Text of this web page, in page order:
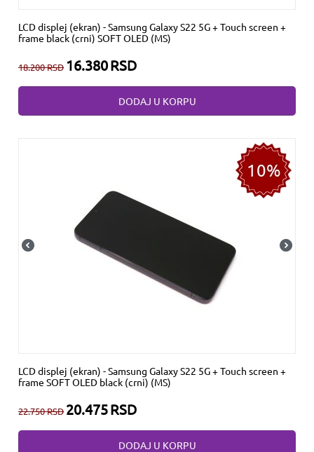
LCD displej (ekran) - Samsung Galaxy S22 5G + Touch screen +
frame black (crni) SOFT OLED (MS)
18.200RSD 16.380RSD
DODAJ U KORPU
10%
LCD displej (ekran) - Samsung Galaxy S22 5G + Touch screen +
frame SOFT OLED black (crni) (MS)
22.750RSD 20.475RSD
DODAJ U KORPU